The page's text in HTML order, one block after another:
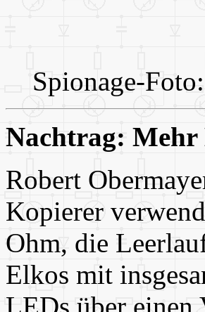
Spionage-
Nachtrag: Mehr
Robert
Kopierer
Ohm, die
Elkos mit